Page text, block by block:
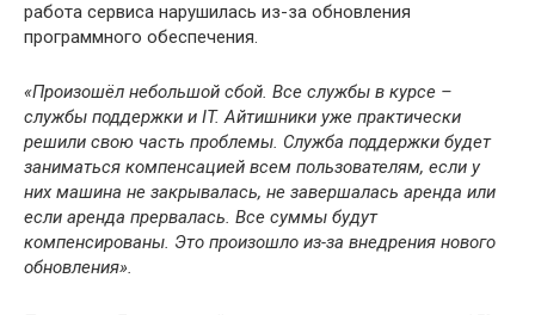
работа сервиса нарушилась из-за обновления
программного обеспечения.
«Произошёл небольшой сбой. Все службы в курсе –
службы поддержки и IT. Айтишники уже практически
решили свою часть проблемы. Служба поддержки будет
заниматься компенсацией всем пользователям, если у
них машина не закрывалась, не завершалась аренда или
если аренда прервалась. Все суммы будут
компенсированы. Это произошло из-за внедрения нового
обновления».